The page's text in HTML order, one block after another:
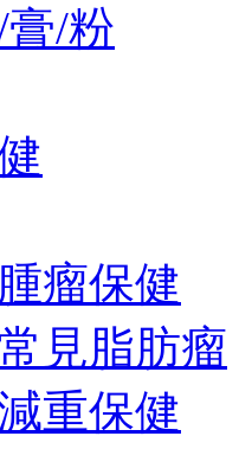
/粉
瘤保健
見脂肪瘤
重保健